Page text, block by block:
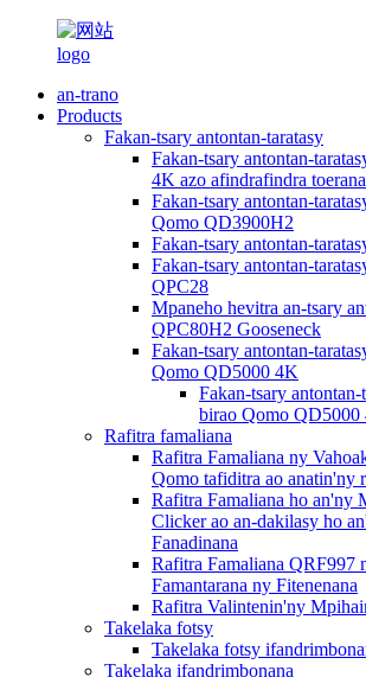
an-trano
Products
Fakan-tsary antontan-taratasy
Fakan-tsary antontan-
4K azo afindrafindra toerana
Fakan-tsary antontan-
Qomo QD3900H2
Fakan-tsary antontan-
Fakan-tsary antontan-
QPC28
Mpaneho hevitra an-tsary
QPC80H2 Gooseneck
Fakan-tsary antontan-
Qomo QD5000 4K
Fakan-tsary
birao Qomo QD5000
Rafitra famaliana
Rafitra Famaliana ny
Qomo tafiditra ao anatin'ny
Rafitra Famaliana ho an'ny
Clicker ao an-dakilasy ho
Fanadinana
Rafitra Famaliana QRF997
Famantarana ny Fitenenana
Rafitra Valintenin'ny
Takelaka fotsy
Takelaka fotsy
Takelaka ifandrimbonana